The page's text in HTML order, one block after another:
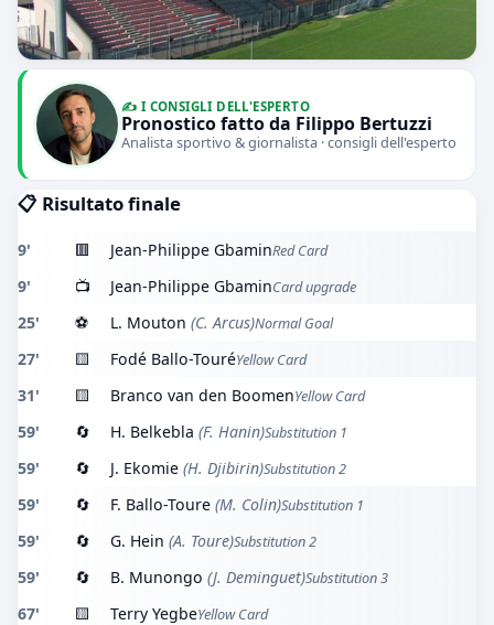
✍️ I CONSIGLI DELL'ESPERTO
Pronostico fatto da Filippo Bertuzzi
Analista sportivo & giornalista · consigli dell'esperto
📋 Risultato finale
9' 🟥 Jean-Philippe GbaminRed Card
9' 📺 Jean-Philippe GbaminCard upgrade
25' ⚽ L. Mouton (C. Arcus)Normal Goal
27' 🟨 Fodé Ballo-TouréYellow Card
31' 🟨 Branco van den BoomenYellow Card
59' 🔄 H. Belkebla (F. Hanin)Substitution 1
59' 🔄 J. Ekomie (H. Djibirin)Substitution 2
59' 🔄 F. Ballo-Toure (M. Colin)Substitution 1
59' 🔄 G. Hein (A. Toure)Substitution 2
59' 🔄 B. Munongo (J. Deminguet)Substitution 3
67' 🟨 Terry YegbeYellow Card